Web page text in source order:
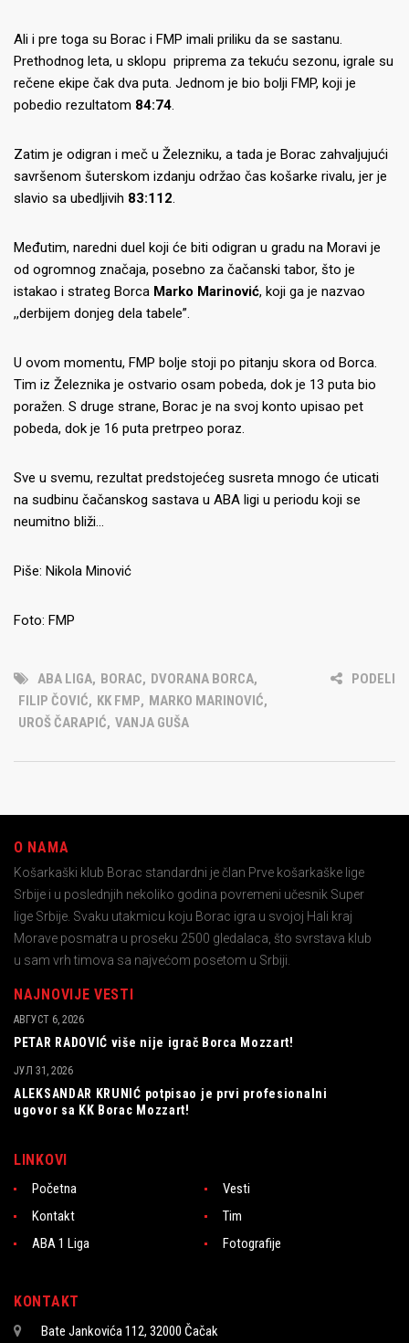
Ali i pre toga su Borac i FMP imali priliku da se sastanu.
Prethodnog leta, u sklopu priprema za tekuću sezonu, igrale su
rečene ekipe čak dva puta. Jednom je bio bolji FMP, koji je
pobedio rezultatom 84:74.
Zatim je odigran i meč u Železniku, a tada je Borac zahvaljujući
savršenom šuterskom izdanju održao čas košarke rivalu, jer je
slavio sa ubedljivih 83:112.
Međutim, naredni duel koji će biti odigran u gradu na Moravi je
od ogromnog značaja, posebno za čačanski tabor, što je
istakao i strateg Borca Marko Marinović, koji ga je nazvao
,,derbijem donjeg dela tabele”.
U ovom momentu, FMP bolje stoji po pitanju skora od Borca.
Tim iz Železnika je ostvario osam pobeda, dok je 13 puta bio
poražen. S druge strane, Borac je na svoj konto upisao pet
pobeda, dok je 16 puta pretrpeo poraz.
Sve u svemu, rezultat predstojećeg susreta mnogo će uticati
na sudbinu čačanskog sastava u ABA ligi u periodu koji se
neumitno bliži…
Piše: Nikola Minović
Foto: FMP
ABA LIGA, BORAC, DVORANA BORCA,
FILIP ČOVIĆ, KK FMP, MARKO MARINOVIĆ,
UROŠ ČARAPIĆ, VANJA GUŠA
PODELI
O NAMA
Košarkaški klub Borac standardni je član Prve košarkaške lige
Srbije i u poslednjih nekoliko godina povremeni učesnik Super
lige Srbije. Svaku utakmicu koju Borac igra u svojoj Hali kraj
Morave posmatra u proseku 2500 gledalaca, što svrstava klub
u sam vrh timova sa najvećom posetom u Srbiji.
NAJNOVIJE VESTI
PETAR RADOVIĆ više nije igrač Borca Mozzart!
АВГУСТ 6, 2026
ALEKSANDAR KRUNIĆ potpisao je prvi profesionalni
ugovor sa KK Borac Mozzart!
ЈУЛ 31, 2026
LINKOVI
Početna
Vesti
Kontakt
Tim
ABA 1 Liga
Fotografije
KONTAKT
Bate Jankovića 112, 32000 Čačak